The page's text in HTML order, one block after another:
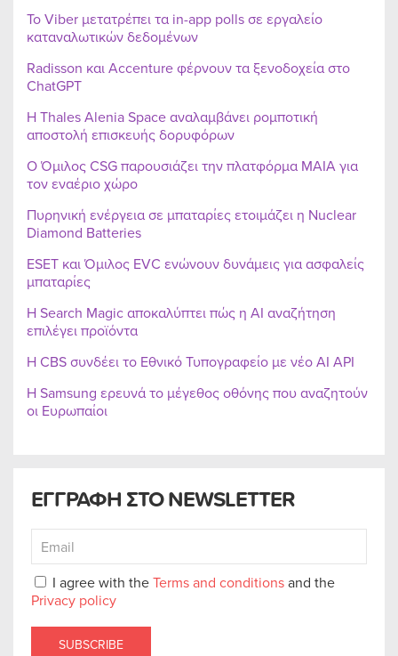
ΕΓΓΡΑΦΗ ΣΤΟ NEWSLETTER
I agree with theTerms and conditionsand the
Privacy policy
SUBSCRIBE
Το Viber μετατρέπει τα in-app polls σε εργαλείο
καταναλωτικών δεδομένων
Radisson και Accenture φέρνουν τα ξενοδοχεία στο
ChatGPT
Η Thales Alenia Space αναλαμβάνει ρομποτική
αποστολή επισκευής δορυφόρων
Ο Όμιλος CSG παρουσιάζει την πλατφόρμα MAIA για
τον εναέριο χώρο
Πυρηνική ενέργεια σε μπαταρίες ετοιμάζει η Nuclear
Diamond Batteries
ESET και Όμιλος EVC ενώνουν δυνάμεις για ασφαλείς
μπαταρίες
Η Search Magic αποκαλύπτει πώς η AI αναζήτηση
επιλέγει προϊόντα
Η CBS συνδέει το Εθνικό Τυπογραφείο με νέο AI API
Η Samsung ερευνά το μέγεθος οθόνης που αναζητούν
οι Ευρωπαίοι